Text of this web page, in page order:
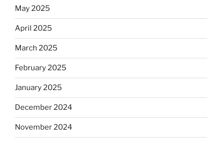
May 2025
April 2025
March 2025
February 2025
January 2025
December 2024
November 2024